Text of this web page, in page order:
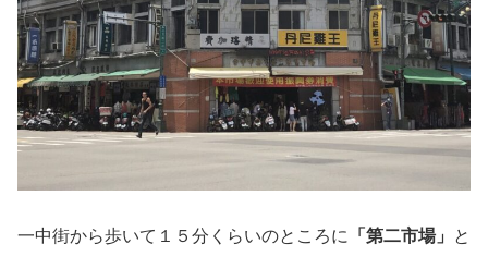
一中街から歩いて１５分くらいのところに 「第二市場」
と